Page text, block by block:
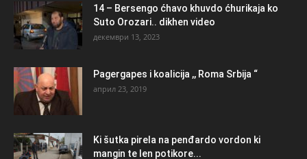
14 – Bersengo ćhavo khuvdo ćhurikaja ko
Suto Orozari.. dikhen video
декември 13, 2023
Pagergapes i koalicija ,, Roma Srbija “
април 23, 2019
Ki šutka pirela na penđardo vordon ki
mangin te len potikore...